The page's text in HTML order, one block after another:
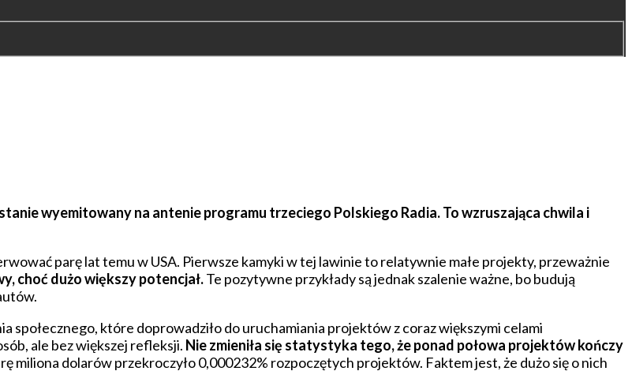
wyemitowany na antenie programu trzeciego Polskiego Radia. To wzruszająca chwila i
parę lat temu w USA. Pierwsze kamyki w tej lawinie to relatywnie małe projekty, przeważnie
choć dużo większy potencjał.Te pozytywne przykłady są jednak szalenie ważne, bo budują
społecznego, które doprowadziło do uruchamiania projektów z coraz większymi celami
ale bez większej refleksji. Nie zmieniła się statystyka tego, że ponad połowa projektów kończy
miliona dolarów przekroczyło 0,000232% rozpoczętych projektów. Faktem jest, że dużo się o nich